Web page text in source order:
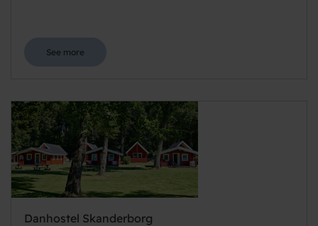
See more
Danhostel Skanderborg